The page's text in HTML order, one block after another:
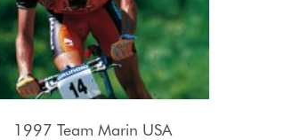
1997 Team Marin USA